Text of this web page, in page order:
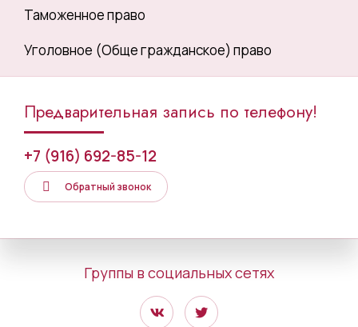
Таможенное право
Уголовное (Обще гражданское) право
Предварительная запись по телефону!
+7 (916) 692-85-12
Обратный звонок
Группы в социальных сетях